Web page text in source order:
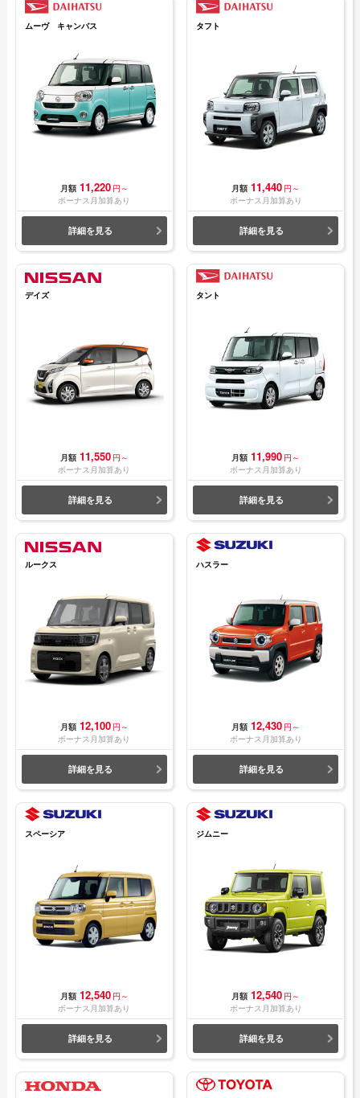
ムーヴ キャンバス
月額 11,220 円～
ボーナス月加算あり
詳細を見る
タフト
月額 11,440 円～
ボーナス月加算あり
詳細を見る
デイズ
月額 11,550 円～
ボーナス月加算あり
詳細を見る
タント
月額 11,990 円～
ボーナス月加算あり
詳細を見る
ルークス
月額 12,100 円～
ボーナス月加算あり
詳細を見る
ハスラー
月額 12,430 円～
ボーナス月加算あり
詳細を見る
スペーシア
月額 12,540 円～
ボーナス月加算あり
詳細を見る
ジムニー
月額 12,540 円～
ボーナス月加算あり
詳細を見る